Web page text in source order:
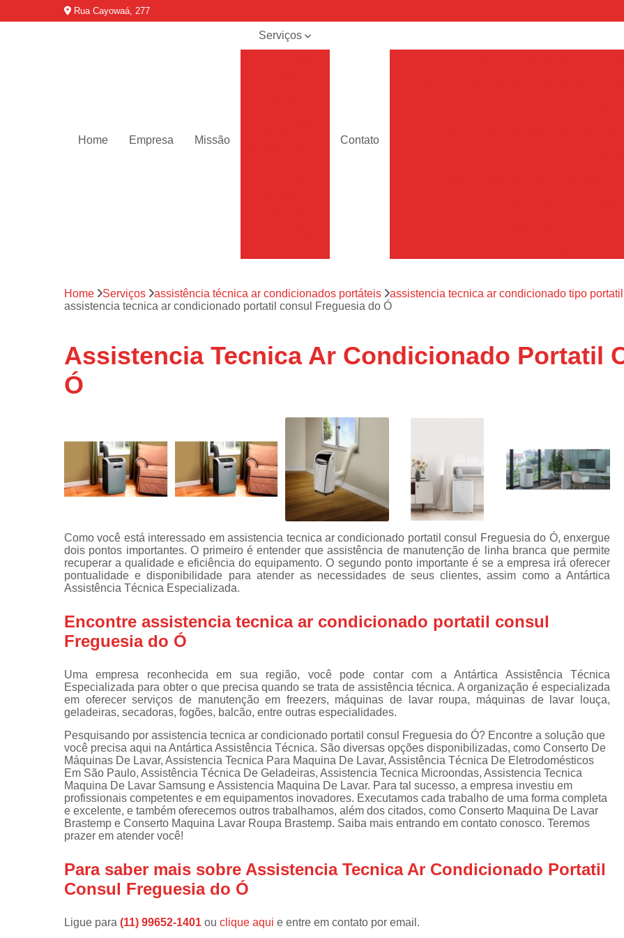
Rua Cayowaá, 277
Home Empresa Missão
Serviços
refrigeradores
técnica de
secadoras
fogão
máquinas de
lavar
Consertos de
adega
Consertos de
expositoras
Instalação de
fogões
lavar roupa
Manutenções
de fogão
Manutenções
em freezer
Contato
Assistencia Tecnica
Assistencia Tecnica Ar
Assistencia Tecnica
Assistencia Tecnica de
Assistencia Tecnica
Assistencia Tecnica para Ar Condicionado
Assistencia Tecnica de Geladeira Electrolux
Assistencia Tecnica Geladeira
Assistencia Tecnica Resfriar Geladeira
Electrolux Geladeira Assistencia
Geladeira Electrolux Assistencia
Assistencia Tecnica Refrigerador
Assistencia Tecnica
Assistencia Tecnica Refrigerador Electrolux
Refrigerador Assistencia Tecnica
Assistencia Tecnica Maquina Secadora de
Assistencia Tecnica
Assistencia Tecnica Samsung
Assistencia Tecnica Secadora a Gas
Assistancia Tecnica para Fogão
Home Serviços assistência técnica ar condicionados portáteis
assistencia tecnica ar condicionado tipo portatil
assistencia tecnica ar condicionado portatil consul Freguesia do Ó
Assistencia Tecnica Ar Condicionado Portatil
Ó
Como você está interessado em assistencia tecnica ar condicionado portatil consul Freguesia do Ó, enxergue
dois pontos importantes. O primeiro é entender que assistência de manutenção de linha branca que permite
recuperar a qualidade e eficiência do equipamento. O segundo ponto importante é se a empresa irá oferecer
pontualidade e disponibilidade para atender as necessidades de seus clientes, assim como a Antártica
Assistência Técnica Especializada.
Encontre assistencia tecnica ar condicionado portatil consul
Freguesia do Ó
Uma empresa reconhecida em sua região, você pode contar com a Antártica Assistência Técnica
Especializada para obter o que precisa quando se trata de assistência técnica. A organização é especializada
em oferecer serviços de manutenção em freezers, máquinas de lavar roupa, máquinas de lavar louça,
geladeiras, secadoras, fogões, balcão, entre outras especialidades.
Pesquisando por assistencia tecnica ar condicionado portatil consul Freguesia do Ó? Encontre a solução que
você precisa aqui na Antártica Assistência Técnica. São diversas opções disponibilizadas, como Conserto De
Máquinas De Lavar, Assistencia Tecnica Para Maquina De Lavar, Assistência Técnica De Eletrodomésticos
Em São Paulo, Assistência Técnica De Geladeiras, Assistencia Tecnica Microondas, Assistencia Tecnica
Maquina De Lavar Samsung e Assistencia Maquina De Lavar. Para tal sucesso, a empresa investiu em
profissionais competentes e em equipamentos inovadores. Executamos cada trabalho de uma forma completa
e excelente, e também oferecemos outros trabalhamos, além dos citados, como Conserto Maquina De Lavar
Brastemp e Conserto Maquina Lavar Roupa Brastemp. Saiba mais entrando em contato conosco. Teremos
prazer em atender você!
Para saber mais sobre Assistencia Tecnica Ar Condicionado Portatil
Consul Freguesia do Ó
Ligue para (11) 99652-1401 ou clique aqui e entre em contato por email.